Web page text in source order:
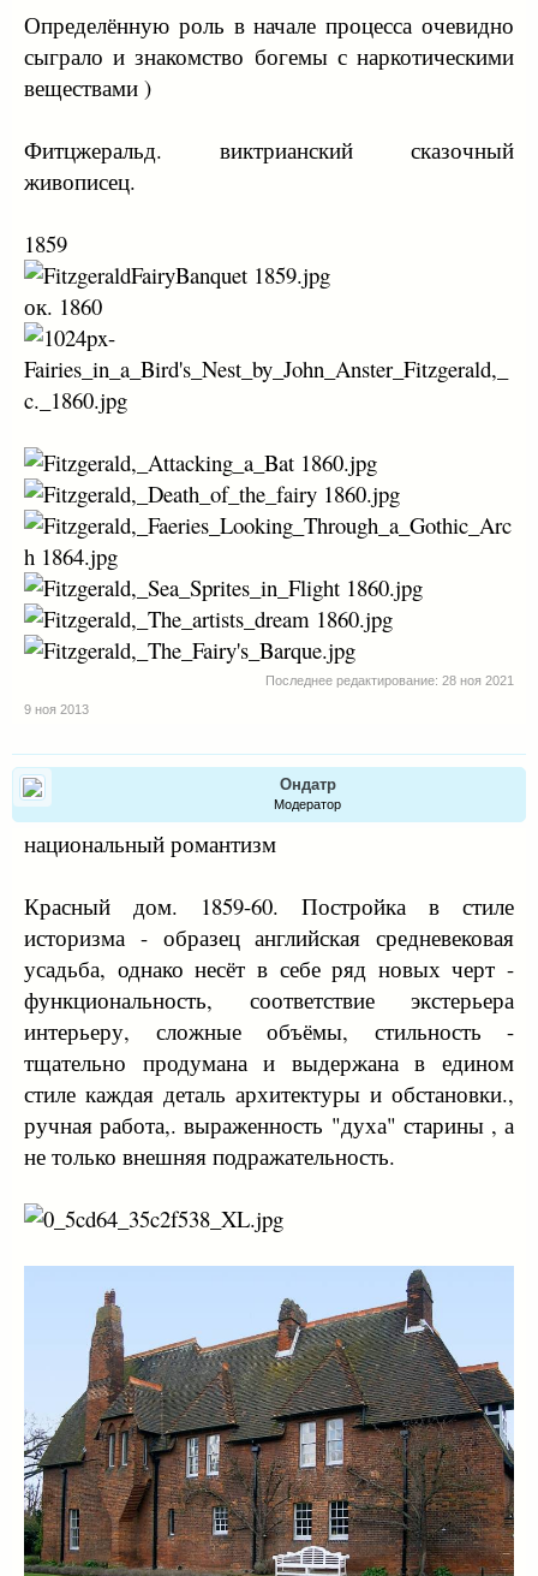
Определённую роль в начале процесса очевидно
сыграло и знакомство богемы с наркотическими
веществами )
Фитцжеральд. виктрианский сказочный
живописец.
1859
ок. 1860
Последнее редактирование: 28 ноя 2021
9 ноя 2013
Ондатр
Модератор
национальный романтизм
Красный дом. 1859-60. Постройка в стиле
историзма - образец английская средневековая
усадьба, однако несёт в себе ряд новых черт -
функциональность, соответствие экстерьера
интерьеру, сложные объёмы, стильность -
тщательно продумана и выдержана в едином
стиле каждая деталь архитектуры и обстановки.,
ручная работа,. выраженность "духа" старины , а
не только внешняя подражательность.